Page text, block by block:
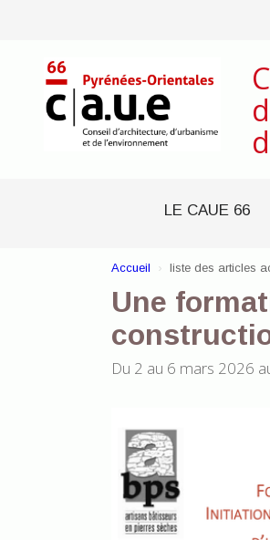
LE CAUE 66
Accueil liste des articles
Une
Du 2 au 6 mars 2026